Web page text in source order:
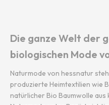
Sprachauswahl
Die ganze Welt der
biologischen Mode
Naturmode von hessnatur
produzierte Heimtextilien wie
natürlicher Bio Baumwolle